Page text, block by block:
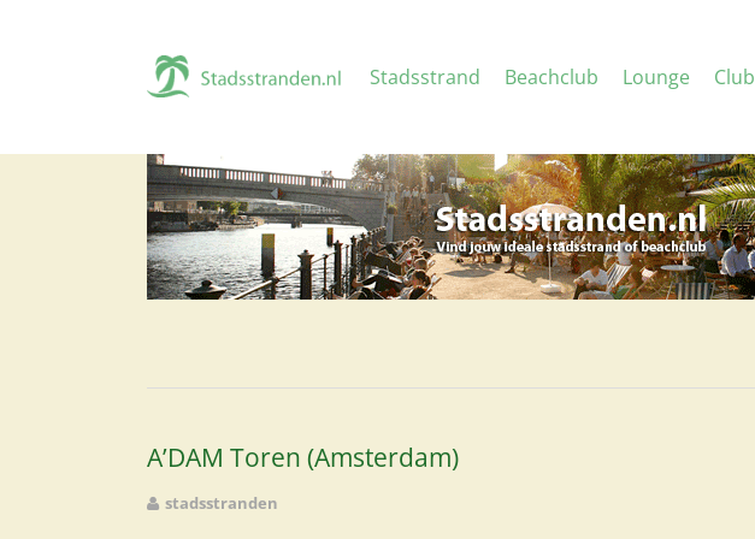
Stadsstrand Beachclub Lounge Club
A’DAM Toren (Amsterdam)
stadsstranden